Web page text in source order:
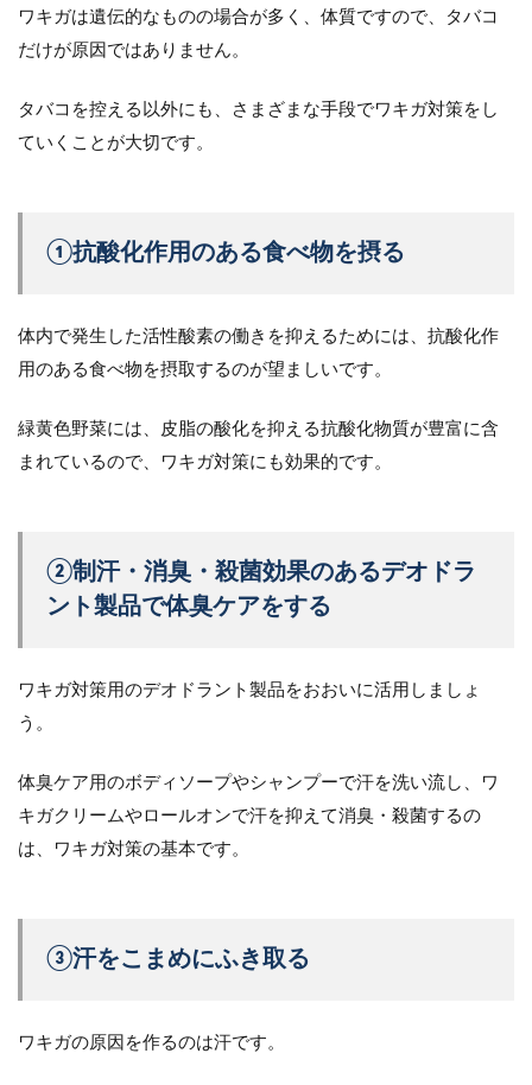
ワキガは遺伝的なものの場合が多く、体質ですので、タバコ
だけが原因ではありません。
タバコを控える以外にも、さまざまな手段でワキガ対策をし
ていくことが大切です。
①抗酸化作用のある食べ物を摂る
体内で発生した活性酸素の働きを抑えるためには、抗酸化作
用のある食べ物を摂取するのが望ましいです。
緑黄色野菜には、皮脂の酸化を抑える抗酸化物質が豊富に含
まれているので、ワキガ対策にも効果的です。
②制汗・消臭・殺菌効果のあるデオドラ
ント製品で体臭ケアをする
ワキガ対策用のデオドラント製品をおおいに活用しましょ
う。
体臭ケア用のボディソープやシャンプーで汗を洗い流し、ワ
キガクリームやロールオンで汗を抑えて消臭・殺菌するの
は、ワキガ対策の基本です。
③汗をこまめにふき取る
ワキガの原因を作るのは汗です。